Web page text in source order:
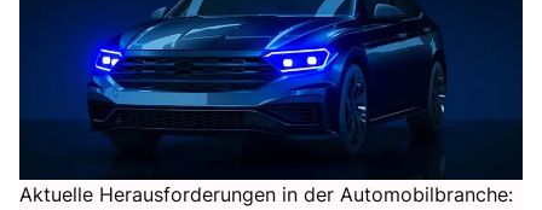
Aktuelle Herausforderungen in der Automobilbranche: